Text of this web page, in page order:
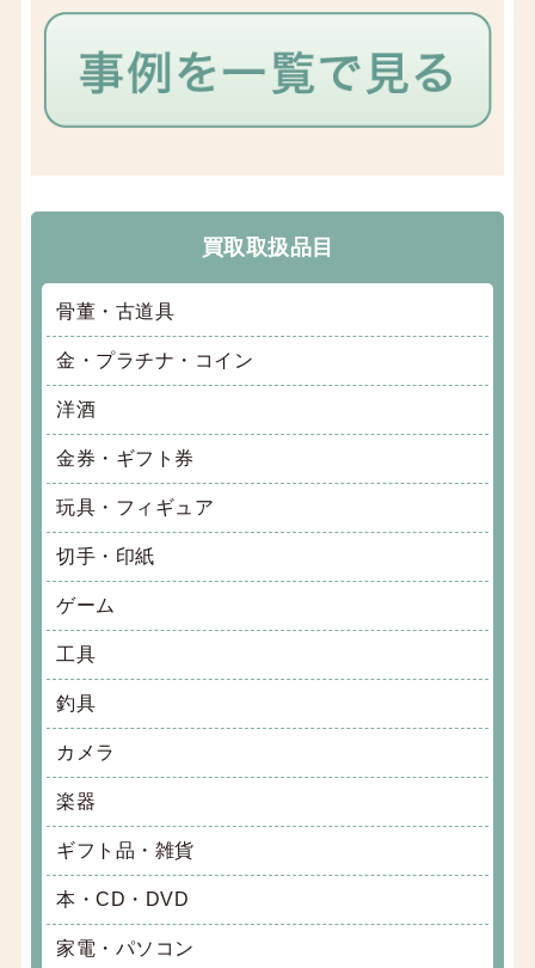
買取取扱品目
骨董・古道具
金・プラチナ・コイン
洋酒
金券・ギフト券
玩具・フィギュア
切手・印紙
ゲーム
工具
釣具
カメラ
楽器
ギフト品・雑貨
本・CD・DVD
家電・パソコン